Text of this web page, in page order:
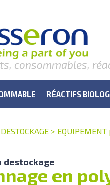
consommables,
RÉACTIFS
DESTOCKAGE>
destockage
en